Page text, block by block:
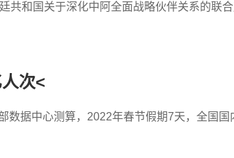
共和国关于深化中阿全面战略伙伴关系的联
次<
数据中心测算，2022年春节假期7天，全国国